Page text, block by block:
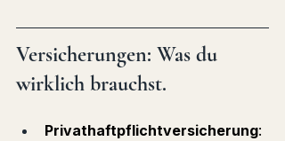
Versicherungen: Was du
wirklich brauchst.
Privathaftpflichtversicherung: